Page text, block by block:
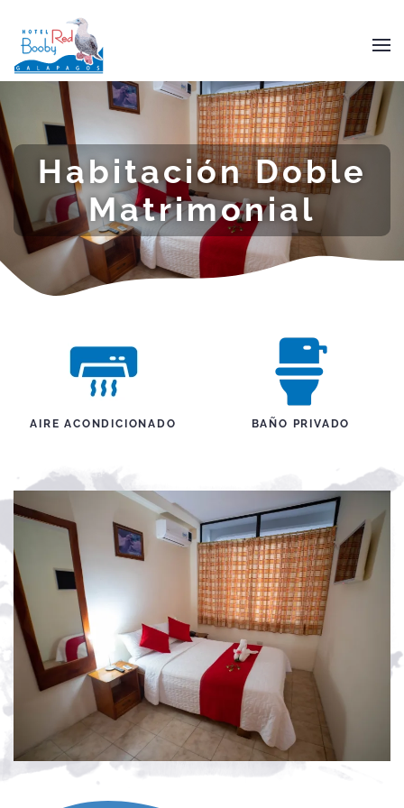
Skip to main content
Habitación Doble
Matrimonial
AIRE ACONDICIONADO BAÑO PRIVADO